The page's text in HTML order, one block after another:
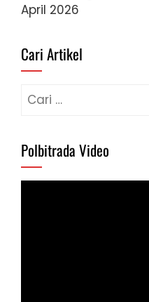
April 2026
Cari Artikel
Cari
Polbitrada Video